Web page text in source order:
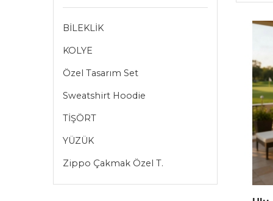
BİLEKLİK
KOLYE
Özel Tasarım Set
Sweatshirt Hoodie
TİŞÖRT
YÜZÜK
Zippo Çakmak Özel T.